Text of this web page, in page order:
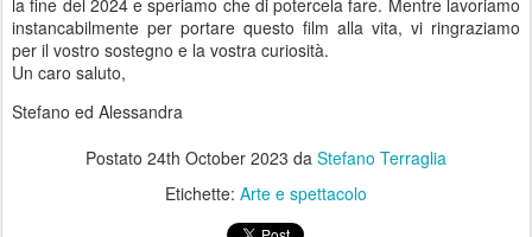
la fine del 2024 e speriamo che di potercela fare. Mentre lavoriamo
instancabilmente per portare questo film alla vita, vi ringraziamo
per il vostro sostegno e la vostra curiosità.
Un caro saluto,
Stefano ed Alessandra
Postato 24th October 2023 da Stefano Terraglia
Etichette: Arte e spettacolo